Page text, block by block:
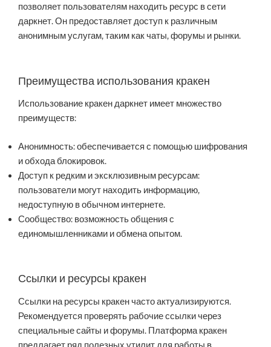
позволяет пользователям находить ресурс в сети
даркнет. Он предоставляет доступ к различным
анонимным услугам, таким как чаты, форумы и рынки.
Преимущества использования кракен
Использование кракен даркнет имеет множество
преимуществ:
Анонимность: обеспечивается с помощью шифрования
и обхода блокировок.
Доступ к редким и эксклюзивным ресурсам:
пользователи могут находить информацию,
недоступную в обычном интернете.
Сообщество: возможность общения с
единомышленниками и обмена опытом.
Ссылки и ресурсы кракен
Ссылки на ресурсы кракен часто актуализируются.
Рекомендуется проверять рабочие ссылки через
специальные сайты и форумы. Платформа кракен